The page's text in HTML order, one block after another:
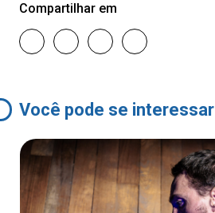
Compartilhar em
Você pode se interessar